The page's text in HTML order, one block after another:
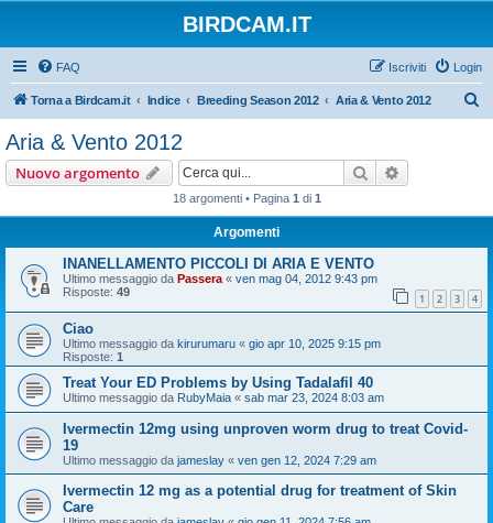
BIRDCAM.IT
FAQ Login
Iscriviti
Torna a Birdcam.it Indice Breeding Season 2012 Aria & Vento 2012
Aria & Vento 2012
Nuovo argomento Cerca
18 argomenti • Pagina 1 di 1
Argomenti
INANELLAMENTO PICCOLI DI ARIA E VENTO
Ultimo messaggio da Passera « ven mag 04, 2012 9:43 pm
Risposte: 49 1 2 3 4
Ciao
Ultimo messaggio da kirurumaru « gio apr 10, 2025 9:15 pm
Risposte: 1
Treat Your ED Problems by Using Tadalafil 40
Ultimo messaggio da RubyMaia « sab mar 23, 2024 8:03 am
Ivermectin 12mg using unproven worm drug to treat Covid-
19
Ultimo messaggio da jameslay « ven gen 12, 2024 7:29 am
Ivermectin 12 mg as a potential drug for treatment of Skin
Care